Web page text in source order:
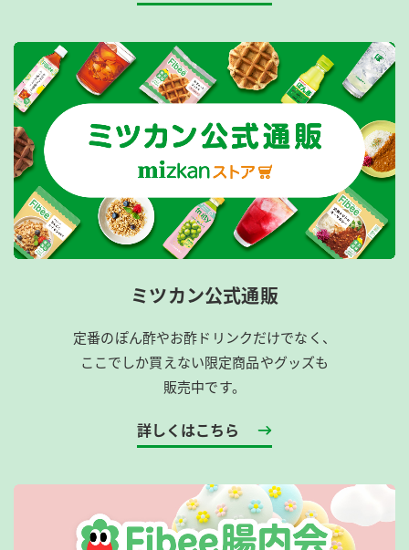
ミツカン公式通販
定番のぽん酢やお酢ドリンクだけでなく、
ここでしか買えない限定商品やグッズも
販売中です。
詳しくはこちら